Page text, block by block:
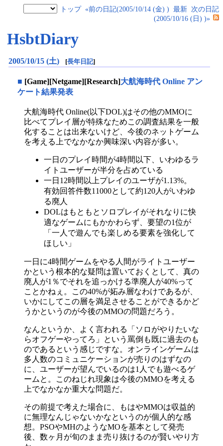
トップ «前の日記(2005/10/14 (金) ) 最新 次の日記
(2005/10/16 (日) )»
HsbtDiary
2005/10/15 (土) [長年日記]
■ [Game][Netgame][Research]大航海時代 Online アン
ケート結果発表
大航海時代 Online(以下DOL)はその他のMMOに
比べてプレイ層が特殊なためこの調査結果を一般
化することは出来ないけど、今後のネットゲーム
を考える上でなかなか興味深い内容が多い。
一日のプレイ時間が4時間以下、いわゆるラ
イトユーザーが半分を占めている
一日12時間以上プレイのユーザが1.13%。
有効回答件数11000として約120人がいわゆ
る廃人
DOLはもともとソロプレイがそれなりに快
適なゲームにもかかわらず、要望の1位が
「一人で遊んでも楽しめる要素を強化して
ほしい」
一日に4時間ゲームをやる人間がライトユーザー
かという根本的な疑問は置いておくとして、真の
廃人が1％でそれを追っかける準廃人が40%って
ことかねぇ。この40%が妬み層なわけであるが、
いかにしてこの層を満足させることができるかど
うかというのが今後のMMOの問題だろう。
なんというか、よく言われる「ソロがやりたいな
らオフゲーやってろ」という罵倒も既に過去のも
のであるという感じですな。オンラインゲームは
多人数のコミュニケーションが売りのはずなの
に、ユーザーが望んでいるのは1人でも遊べるゲ
ームと。このねじれ現象は今後のMMOを考える
上でなかなか重大な問題だ。
その前提で考えた場合に、もはやMMOは収益的
に無理なんじゃないかなというのが個人的な感
想。PSOやMHのようなMOを基本として発売
後、数ヶ月が旬のまま売り抜けるのが賢いやり方